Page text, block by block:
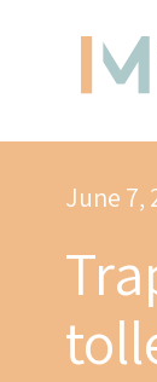
June 7,